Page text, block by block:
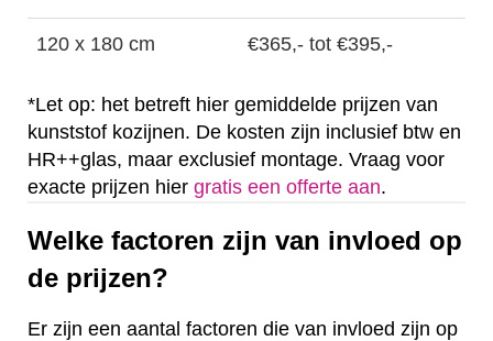
120 x 180 cm €365,- tot €395,-
*Let op: het betreft hier gemiddelde prijzen van
kunststof kozijnen. De kosten zijn inclusief btw en
HR++glas, maar exclusief montage. Vraag voor
exacte prijzen hier gratis een offerte aan.
Welke factoren zijn van invloed op
de prijzen?
Er zijn een aantal factoren die van invloed zijn op